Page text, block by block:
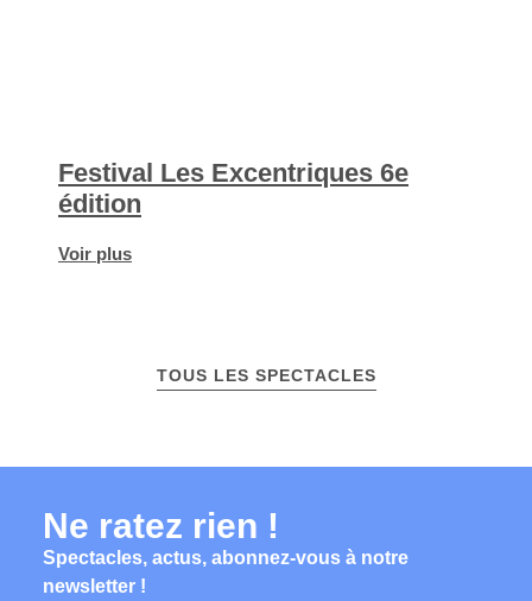
Festival Les Excentriques 6e
édition
Voir plus
TOUS LES SPECTACLES
Ne ratez rien !
Spectacles, actus, abonnez-vous à notre
newsletter !